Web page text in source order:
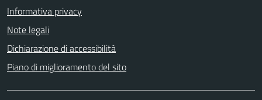
Informativa privacy
Note legali
Dichiarazione di accessibilità
Piano di miglioramento del sito